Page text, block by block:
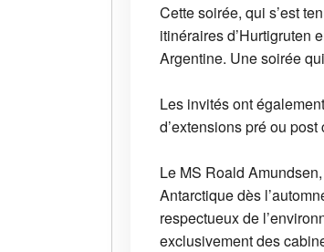
Cette soirée, qui s’est
itinéraires d’Hurtigruten
Argentine. Une soirée
Les invités ont
d’extensions pré ou
Le MS Roald
Antarctique dès
respectueux de
exclusivement des